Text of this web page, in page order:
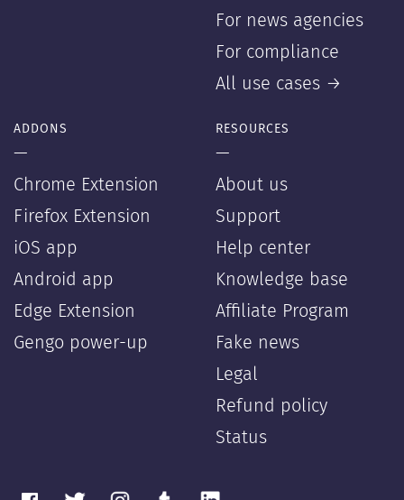
For news agencies
For compliance
All use cases →
ADDONS
—
Chrome Extension
Firefox Extension
iOS app
Android app
Edge Extension
Gengo power-up
RESOURCES
—
About us
Support
Help center
Knowledge base
Affiliate Program
Fake news
Legal
Refund policy
Status